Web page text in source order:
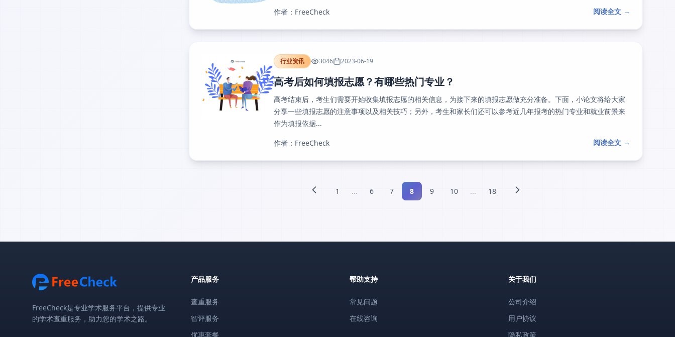
作者：FreeCheck 阅读全文 →
行业资讯 3046 2023-06-19
高考后如何填报志愿？有哪些热门专业？
高考结束后，考生们需要开始收集填报志愿的相关信息，为接下来的填报志愿做充分准备。下面，小论文将给大家
分享一些填报志愿的注意事项以及相关技巧；另外，考生和家长们还可以参考近几年报考的热门专业和就业前景来
作为填报依据...
作者：FreeCheck 阅读全文 →
1 ... 6 7 8 9 10 ... 18
FreeCheck是专业学术服务平台，提供专业
的学术查重服务，助力您的学术之路。
产品服务
查重服务
智评服务
优惠套餐
帮助支持
常见问题
在线咨询
关于我们
公司介绍
用户协议
隐私政策